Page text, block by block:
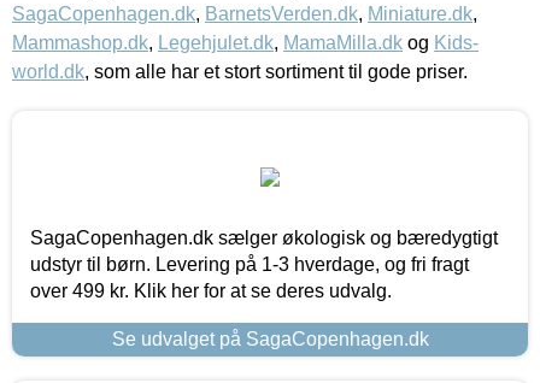
SagaCopenhagen.dk, BarnetsVerden.dk, Miniature.dk,
Mammashop.dk, Legehjulet.dk, MamaMilla.dk og Kids-
world.dk, som alle har et stort sortiment til gode priser.
SagaCopenhagen.dk sælger økologisk og bæredygtigt
udstyr til børn. Levering på 1-3 hverdage, og fri fragt
over 499 kr. Klik her for at se deres udvalg.
Se udvalget på SagaCopenhagen.dk